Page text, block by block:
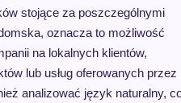
stojące za poszczególnymi
oznacza to możliwość
na lokalnych klientów,
lub usług oferowanych przez
analizować język naturalny,